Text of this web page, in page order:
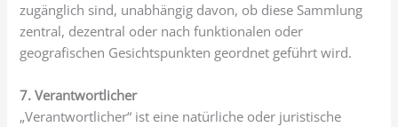
zugänglich sind, unabhängig davon, ob diese Sammlung
zentral, dezentral oder nach funktionalen oder
geografischen Gesichtspunkten geordnet geführt wird.
7. Verantwortlicher
„Verantwortlicher“ ist eine natürliche oder juristische